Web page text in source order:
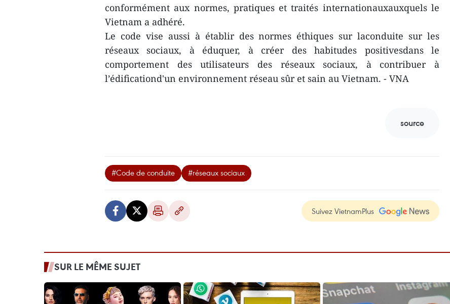
conformément aux normes, pratiques et traités internationauxauxquels le
Vietnam a adhéré.
Le code vise aussi à établir des normes éthiques sur laconduite sur les
réseaux sociaux, à éduquer, à créer des habitudes positivesdans le
comportement des utilisateurs des réseaux sociaux, à contribuer à
l’édificationd'un environnement réseau sûr et sain au Vietnam. - VNA
source
#Code de conduite #réseaux sociaux
Suivez VietnamPlus
SUR LE MÊME SUJET